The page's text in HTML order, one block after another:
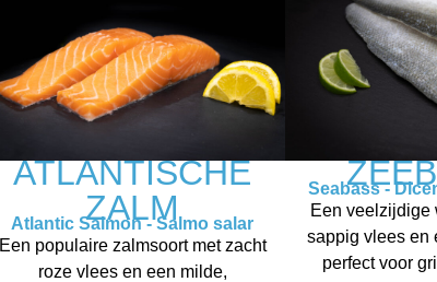
ATLANTISCHE
ZALM
Atlantic Salmon - Salmo salar
Een populaire zalmsoort met zacht
roze vlees en een milde,
Seabass -
Een veelzijdige
sappig vlees en
perfect voor